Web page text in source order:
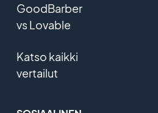
GoodBarber
vs Lovable
Katso kaikki
vertailut